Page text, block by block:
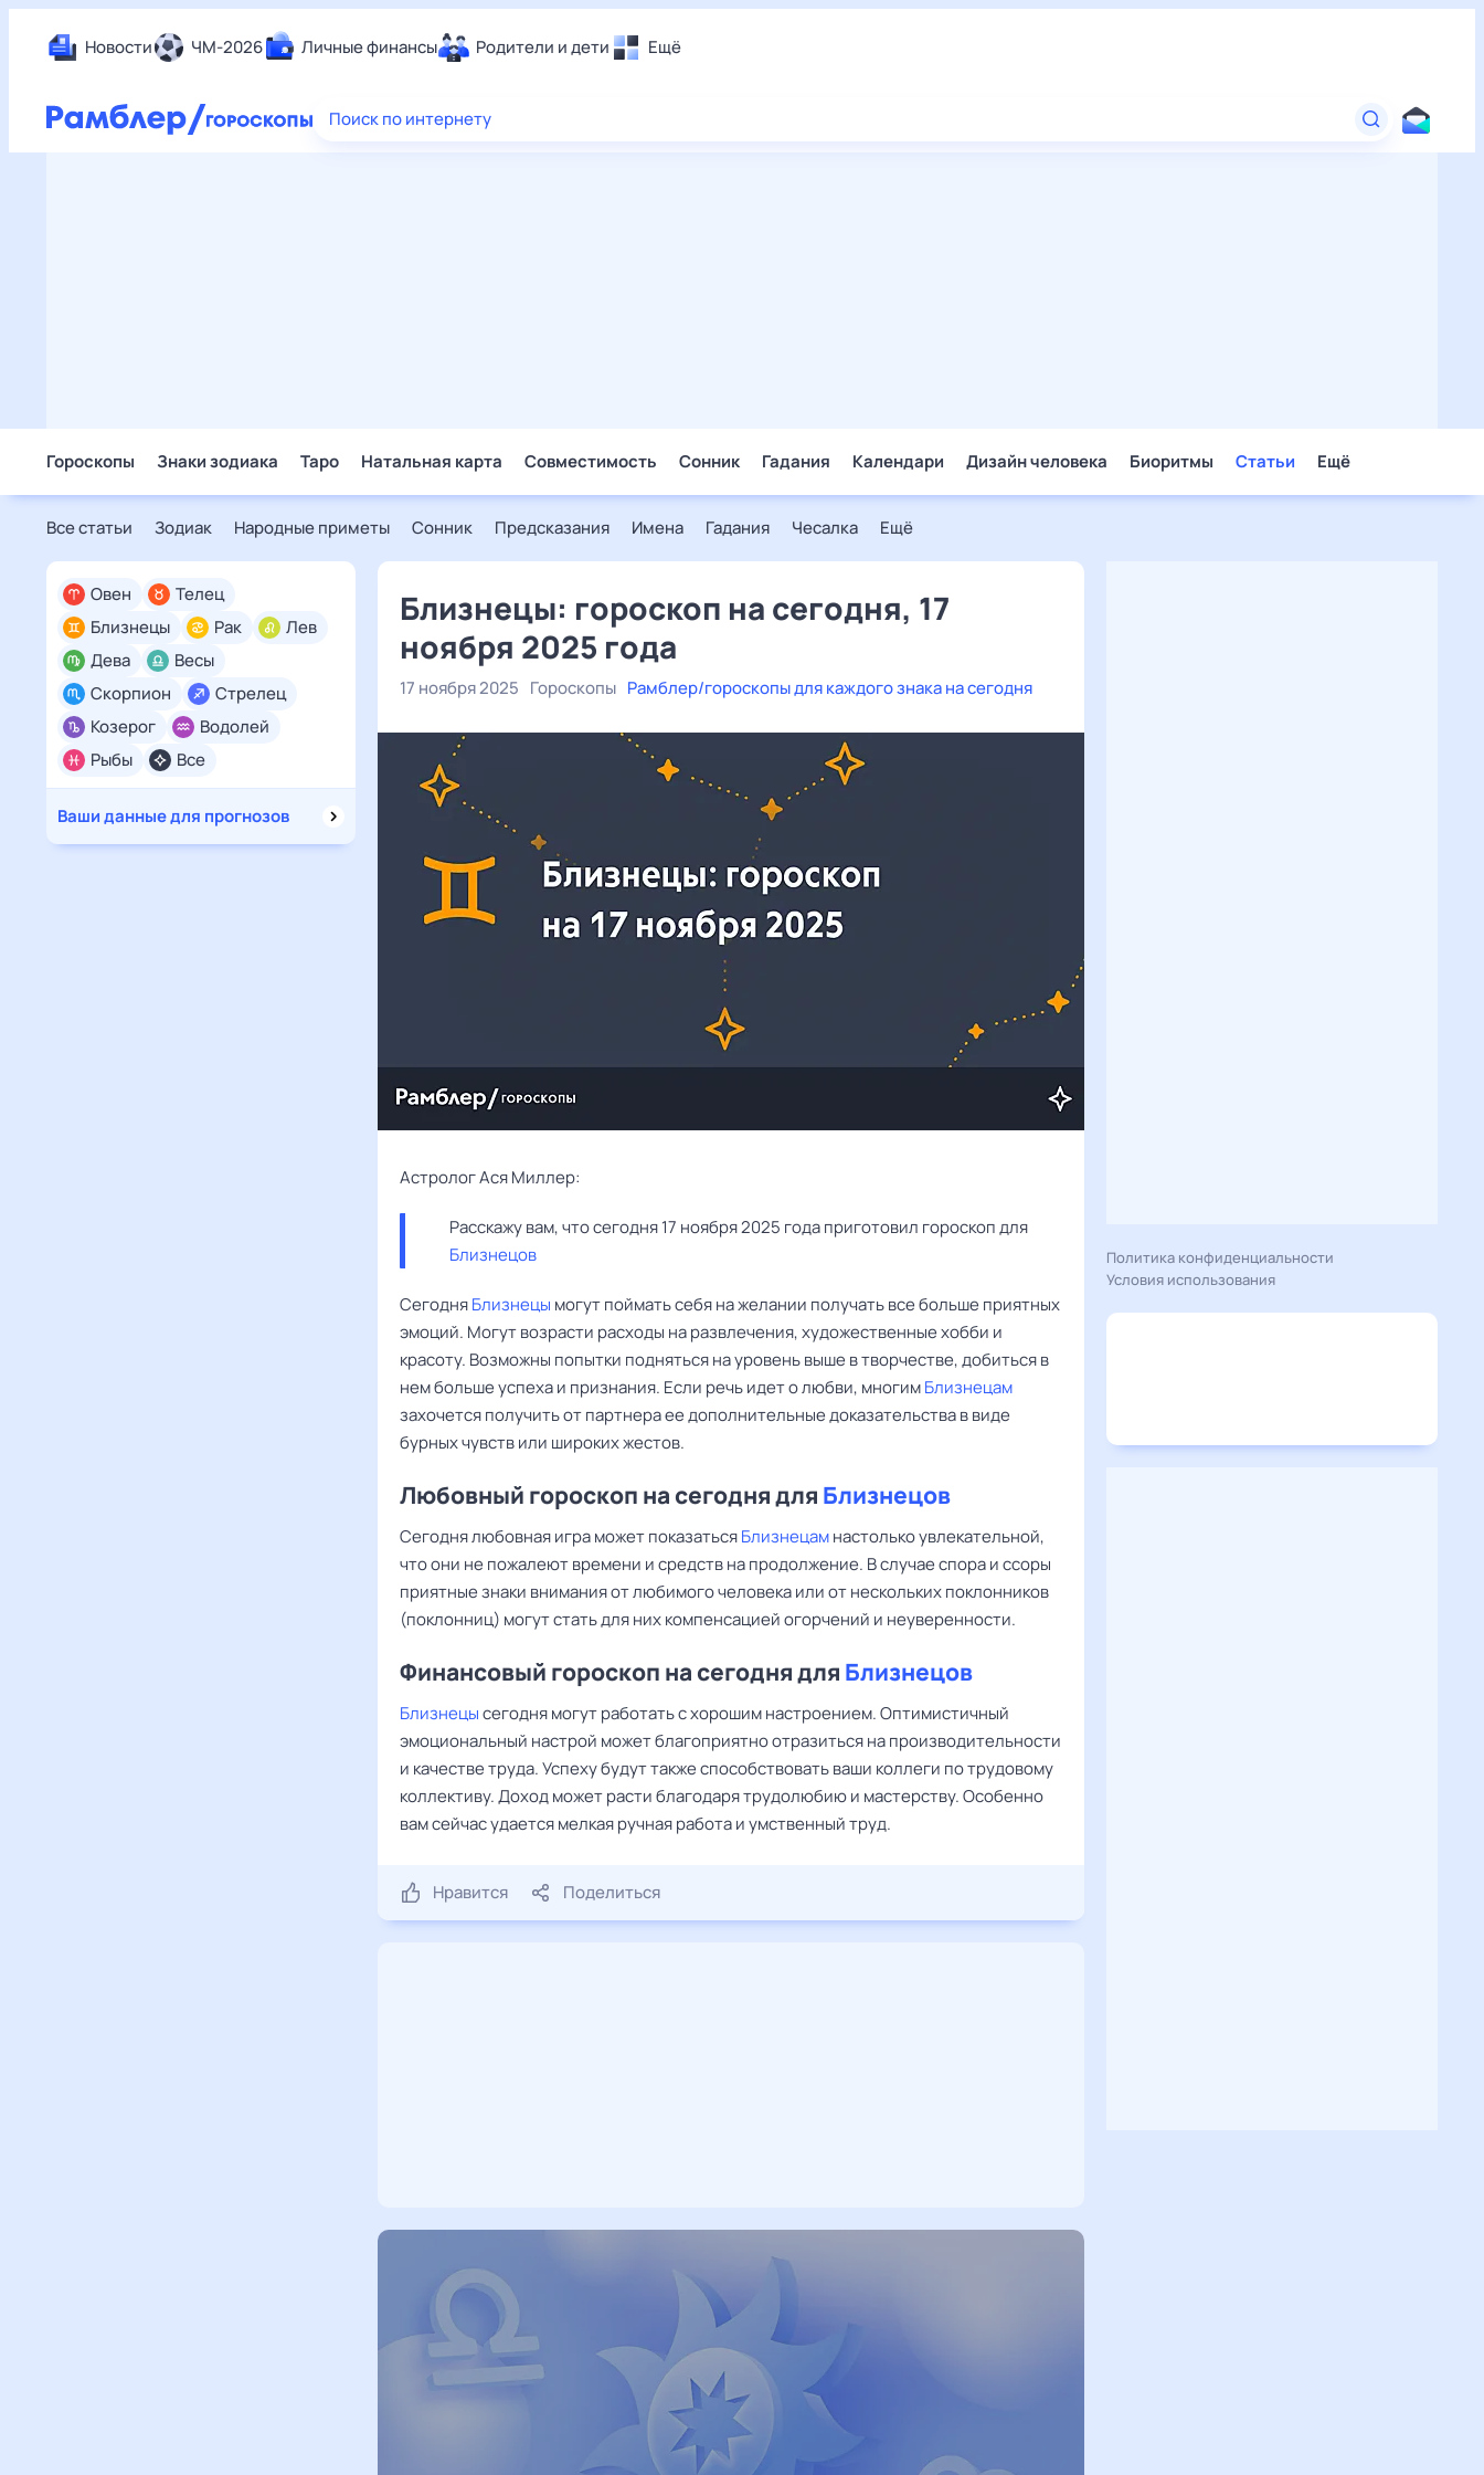
Новости ЧМ-2026 Личные финансы Родители и дети Ещё
Еда
Поиск по интернету
Гороскопы Знаки зодиака Таро Натальная карта Совместимость Сонник Гадания Календари Дизайн человека Биоритмы Статьи Ещё
Все статьи Зодиак Народные приметы Сонник Предсказания Имена Гадания Чесалка Ещё
Все
Овен
Телец
Близнецы
Рак
Лев
Дева
Весы
Скорпион
Стрелец
Козерог
Водолей
Рыбы
Ваши данные для прогнозов
Близнецы: гороскоп на сегодня, 17
ноября 2025 года
17 ноября 2025 Гороскопы Рамблер/гороскопы для каждого знака на сегодня
Астролог Ася Миллер:
Близнецов
СегодняБлизнецы могут поймать себя на желании получать все больше приятных
эмоций. Могут возрасти расходы на развлечения, художественные хобби и
красоту. Возможны попытки подняться на уровень выше в творчестве, добиться в
нем больше успеха и признания. Если речь идет о любви, многимБлизнецам
захочется получить от партнера ее дополнительные доказательства в виде
бурных чувств или широких жестов.
Любовный гороскоп на сегодня для Близнецов
Сегодня любовная игра может показатьсяБлизнецамнастолько увлекательной,
что они не пожалеют времени и средств на продолжение. В случае спора и ссоры
приятные знаки внимания от любимого человека или от нескольких поклонников
(поклонниц) могут стать для них компенсацией огорчений и неуверенности.
Финансовый гороскоп на сегодня для Близнецов
Близнецысегодня могут работать с хорошим настроением. Оптимистичный
эмоциональный настрой может благоприятно отразиться на производительности
и качестве труда. Успеху будут также способствовать ваши коллеги по трудовому
коллективу. Доход может расти благодаря трудолюбию и мастерству. Особенно
вам сейчас удается мелкая ручная работа и умственный труд.
Нравится Поделиться
Политика конфиденциальности
Условия использования